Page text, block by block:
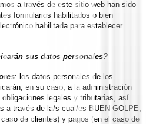
a través de este sitio web han sido
formularios habilitados o bien
habilitada para establecer
sus datos personales?
: los datos personales de los
en su caso, a la administración
obligaciones legales y tributarias, así
a través de la/s cual/es BUEN GOLPE,
de clientes) y pagos (en el caso de